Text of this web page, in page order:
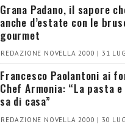
Grana Padano, il sapore
anche d’estate con le
gourmet
REDAZIONE NOVELLA 2000 | 31
Francesco Paolantoni ai
Chef Armonia: “La pasta
sa di casa”
REDAZIONE NOVELLA 2000 | 30